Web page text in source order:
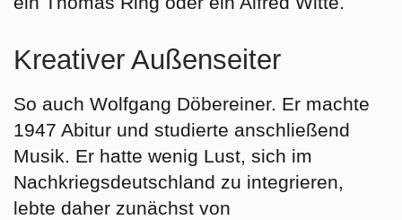
Kreativer Außenseiter
So auch Wolfgang Döbereiner. Er machte
1947 Abitur und studierte anschließend
Musik. Er hatte wenig Lust, sich im
Nachkriegsdeutschland zu integrieren,
lebte daher zunächst von